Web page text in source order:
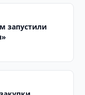
запустили